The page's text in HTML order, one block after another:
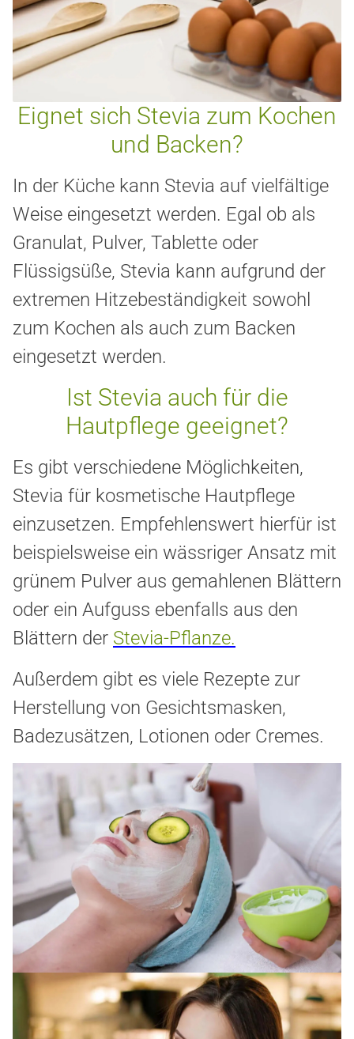
Eignet sich Stevia zum Kochen
und Backen?
In der Küche kann Stevia auf vielfältige
Weise eingesetzt werden. Egal ob als
Granulat, Pulver, Tablette oder
Flüssigsüße, Stevia kann aufgrund der
extremen Hitzebeständigkeit sowohl
zum Kochen als auch zum Backen
eingesetzt werden.
Ist Stevia auch für die
Hautpflege geeignet?
Es gibt verschiedene Möglichkeiten,
Stevia für kosmetische Hautpflege
einzusetzen. Empfehlenswert hierfür ist
beispielsweise ein wässriger Ansatz mit
grünem Pulver aus gemahlenen Blättern
oder ein Aufguss ebenfalls aus den
Blättern der Stevia-Pflanze.
Außerdem gibt es viele Rezepte zur
Herstellung von Gesichtsmasken,
Badezusätzen, Lotionen oder Cremes.